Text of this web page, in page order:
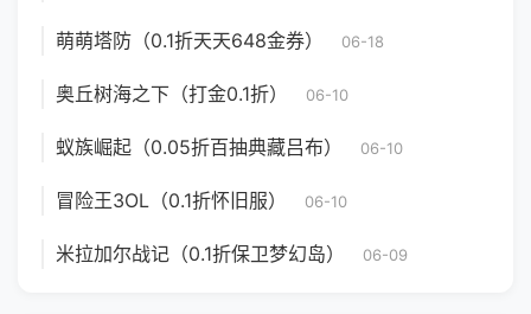
萌萌塔防（0.1折天天648金券） 06-18
奥丘树海之下（打金0.1折） 06-10
蚁族崛起（0.05折百抽典藏吕布） 06-10
冒险王3OL（0.1折怀旧服） 06-10
米拉加尔战记（0.1折保卫梦幻岛） 06-09